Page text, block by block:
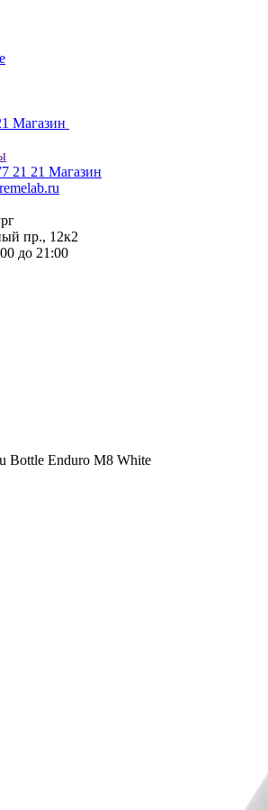
Магазин
21 21 Магазин
пр., 12к2
до 21:00
Bottle Enduro M8 White